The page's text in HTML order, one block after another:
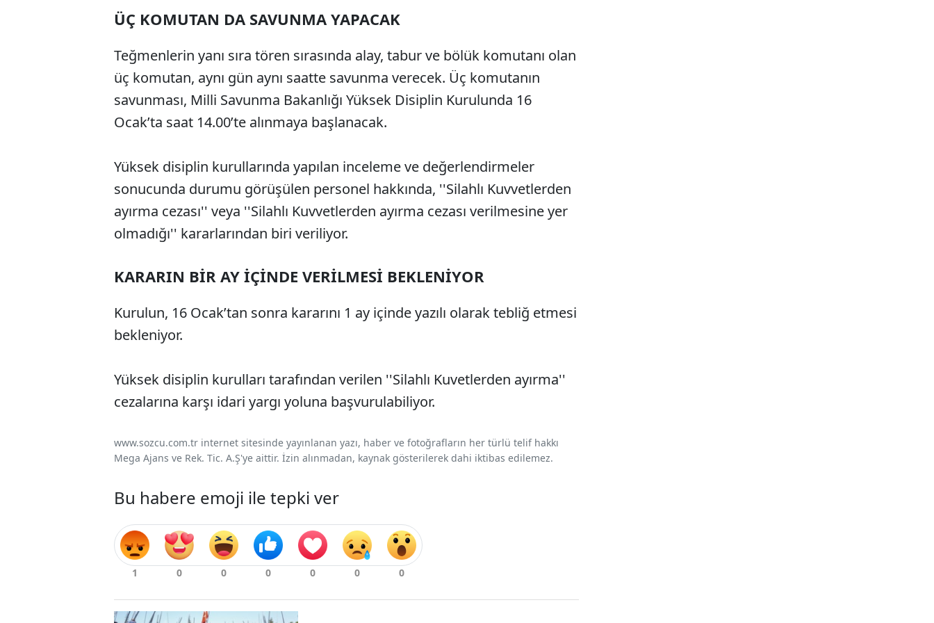
ÜÇ KOMUTAN DA SAVUNMA YAPACAK
Teğmenlerin yanı sıra tören sırasında alay, tabur ve bölük komutanı olan
üç komutan, aynı gün aynı saatte savunma verecek. Üç komutanın
savunması, Milli Savunma Bakanlığı Yüksek Disiplin Kurulunda 16
Ocak’ta saat 14.00’te alınmaya başlanacak.
Yüksek disiplin kurullarında yapılan inceleme ve değerlendirmeler
sonucunda durumu görüşülen personel hakkında, ''Silahlı Kuvvetlerden
ayırma cezası'' veya ''Silahlı Kuvvetlerden ayırma cezası verilmesine yer
olmadığı'' kararlarından biri veriliyor.
KARARIN BİR AY İÇİNDE VERİLMESİ BEKLENİYOR
Kurulun, 16 Ocak’tan sonra kararını 1 ay içinde yazılı olarak tebliğ etmesi
bekleniyor.
Yüksek disiplin kurulları tarafından verilen ''Silahlı Kuvetlerden ayırma''
cezalarına karşı idari yargı yoluna başvurulabiliyor.
www.sozcu.com.tr internet sitesinde yayınlanan yazı, haber ve fotoğrafların her türlü telif hakkı
Mega Ajans ve Rek. Tic. A.Ş'ye aittir. İzin alınmadan, kaynak gösterilerek dahi iktibas edilemez.
Bu habere emoji ile tepki ver